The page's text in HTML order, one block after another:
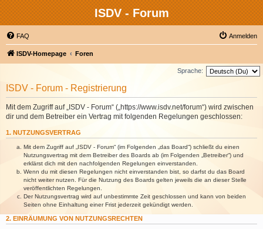
ISDV - Forum
FAQ Anmelden
ISDV-Homepage Foren
Sprache:
ISDV - Forum - Registrierung
Mit dem Zugriff auf „ISDV - Forum“ („https://www.isdv.net/forum“) wird zwischen
dir und dem Betreiber ein Vertrag mit folgenden Regelungen geschlossen:
1. NUTZUNGSVERTRAG
Mit dem Zugriff auf „ISDV - Forum“ (im Folgenden „das Board“) schließt du einen
Nutzungsvertrag mit dem Betreiber des Boards ab (im Folgenden „Betreiber“) und
erklärst dich mit den nachfolgenden Regelungen einverstanden.
Wenn du mit diesen Regelungen nicht einverstanden bist, so darfst du das Board
nicht weiter nutzen. Für die Nutzung des Boards gelten jeweils die an dieser Stelle
veröffentlichten Regelungen.
Der Nutzungsvertrag wird auf unbestimmte Zeit geschlossen und kann von beiden
Seiten ohne Einhaltung einer Frist jederzeit gekündigt werden.
2. EINRÄUMUNG VON NUTZUNGSRECHTEN